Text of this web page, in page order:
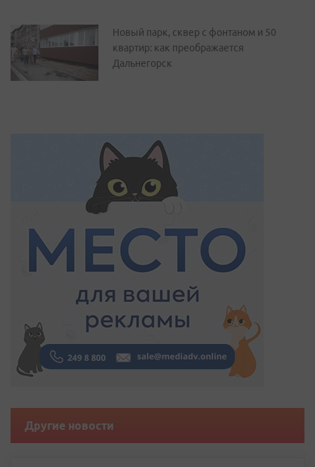
Новый парк, сквер с фонтаном и 50
квартир: как преображается
Дальнегорск
Другие новости